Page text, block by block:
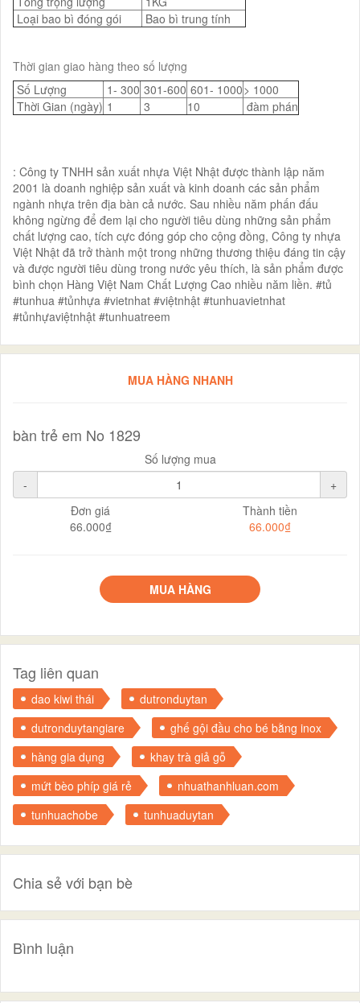
Loại bao bì đóng gói
Bao bì trung tính
Thời gian giao hàng theo số lượng
Số Lượng
1- 300 301-600 601- 1000> 1000
Thời Gian (ngày) 1 3 10 đàm phán
: Công ty TNHH sản xuất nhựa Việt Nhật được thành lập năm
2001 là doanh nghiệp sản xuất và kinh doanh các sản phẩm
ngành nhựa trên địa bàn cả nước. Sau nhiều năm phấn đấu
không ngừng để đem lại cho người tiêu dùng những sản phẩm
chất lượng cao, tích cực đóng góp cho cộng đồng, Công ty nhựa
Việt Nhật đã trở thành một trong những thương thiệu đáng tin cậy
và được người tiêu dùng trong nước yêu thích, là sản phẩm được
bình chọn Hàng Việt Nam Chất Lượng Cao nhiều năm liền. #tủ
#tunhua #tủnhựa #vietnhat #việtnhật #tunhuavietnhat
#tủnhựaviệtnhật #tunhuatreem
MUA HÀNG NHANH
bàn trẻ em No 1829
Số lượng mua
-
+
Đơn giá
66.000₫
Thành tiền
66.000₫
MUA HÀNG
Tag liên quan
dao kiwi thái
dutronduytan
dutronduytangiare
ghế gội đầu cho bé bằng inox
hàng gia dụng
khay trà giả gỗ
mứt bèo phíp giá rẻ
nhuathanhluan.com
tunhuachobe
tunhuaduytan
Chia sẻ với bạn bè
Bình luận